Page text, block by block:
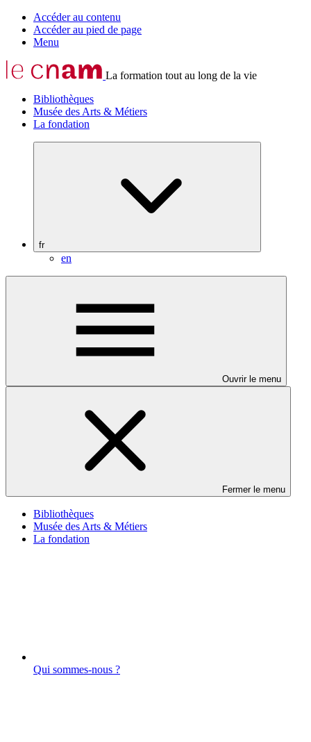
Accéder au contenu
Accéder au pied de page
Menu
La formation tout au long de la vie
Bibliothèques
Musée des Arts & Métiers
La fondation
fr
en
Ouvrir le menu
Fermer le menu
Bibliothèques
Musée des Arts & Métiers
La fondation
Qui sommes-nous ?